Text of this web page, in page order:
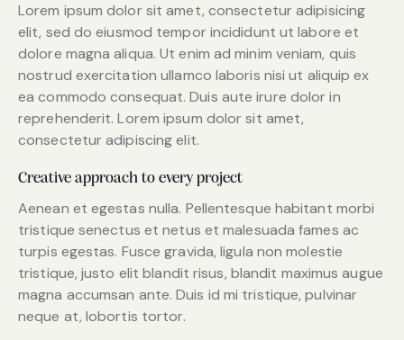
Lorem ipsum dolor sit amet, consectetur adipisicing
elit, sed do eiusmod tempor incididunt ut labore et
dolore magna aliqua. Ut enim ad minim veniam, quis
nostrud exercitation ullamco laboris nisi ut aliquip ex
ea commodo consequat. Duis aute irure dolor in
reprehenderit. Lorem ipsum dolor sit amet,
consectetur adipiscing elit.
Creative approach to every project
Aenean et egestas nulla. Pellentesque habitant morbi
tristique senectus et netus et malesuada fames ac
turpis egestas. Fusce gravida, ligula non molestie
tristique, justo elit blandit risus, blandit maximus augue
magna accumsan ante. Duis id mi tristique, pulvinar
neque at, lobortis tortor.